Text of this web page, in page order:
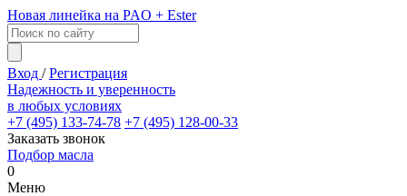
Новая линейка на PAO + Ester
Вход /Регистрация
Надежность и уверенность
в любых условиях
+7 (495) 133-74-78 +7 (495) 128-00-33
Заказать звонок
Подбор масла
0
Меню